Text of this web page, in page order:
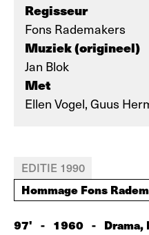
Regisseur
Fons Rademakers
Muziek (origineel)
Jan Blok
Met
Ellen Vogel, Guus
EDITIE 1990
Hommage Fons
97' - 1960 - Drama,